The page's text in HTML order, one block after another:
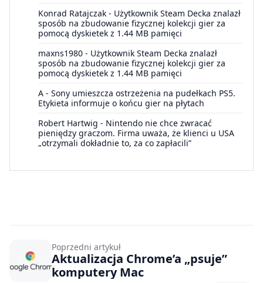
Konrad Ratajczak - Użytkownik Steam Decka znalazł
sposób na zbudowanie fizycznej kolekcji gier za
pomocą dyskietek z 1.44 MB pamięci
maxns1980 - Użytkownik Steam Decka znalazł
sposób na zbudowanie fizycznej kolekcji gier za
pomocą dyskietek z 1.44 MB pamięci
A - Sony umieszcza ostrzeżenia na pudełkach PS5.
Etykieta informuje o końcu gier na płytach
Robert Hartwig - Nintendo nie chce zwracać
pieniędzy graczom. Firma uważa, że klienci u USA
„otrzymali dokładnie to, za co zapłacili”
Poprzedni artykuł
Aktualizacja Chrome’a „psuje”
komputery Mac